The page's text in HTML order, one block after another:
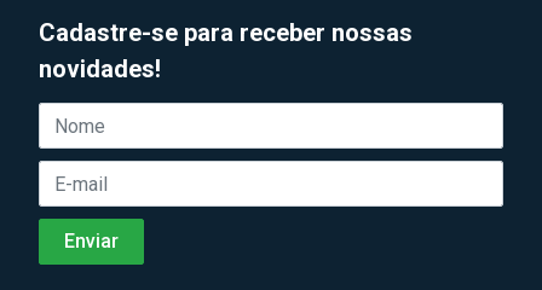
Cadastre-se para receber nossas
novidades!